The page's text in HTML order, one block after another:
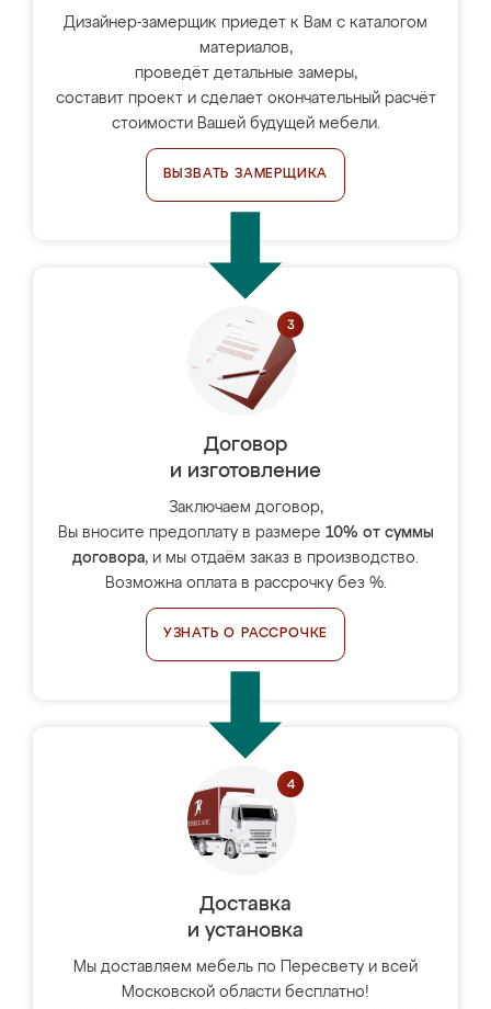
Дизайнер-замерщик приедет к Вам с каталогом
материалов,
проведёт детальные замеры,
составит проект и сделает окончательный расчёт
стоимости Вашей будущей мебели.
ВЫЗВАТЬ ЗАМЕРЩИКА
Договор
и изготовление
Заключаем договор,
Вы вносите предоплату в размере 10% от суммы
договора, и мы отдаём заказ в производство.
Возможна оплата в рассрочку без %.
УЗНАТЬ О РАССРОЧКЕ
Доставка
и установка
Мы доставляем мебель по Пересвету и всей
Московской области бесплатно!